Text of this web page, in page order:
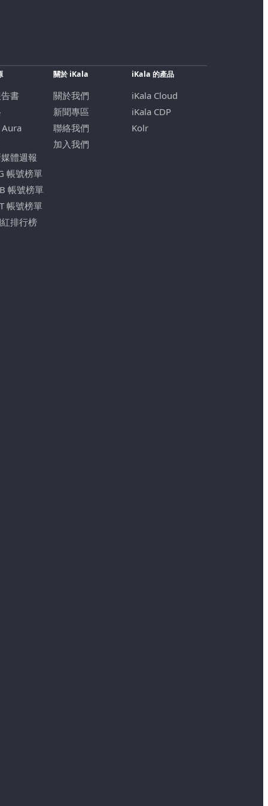
書
體週報
帳號榜單
帳號榜單
帳號榜單
排行榜
關於 iKala
關於我們
新聞專區
聯絡我們
加入我們
iKala 的產品
iKala Cloud
iKala CDP
Kolr